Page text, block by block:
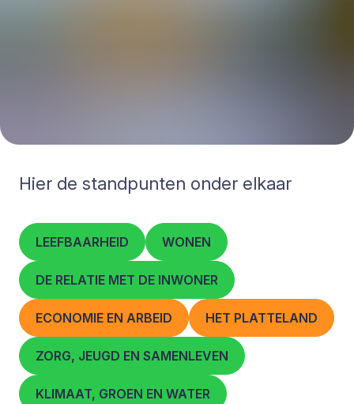
Hier de standpunten onder elkaar
LEEFBAARHEID WONEN
DE RELATIE MET DE INWONER
ECONOMIE EN ARBEID HET PLATTELAND
ZORG, JEUGD EN SAMENLEVEN
KLIMAAT, GROEN EN WATER